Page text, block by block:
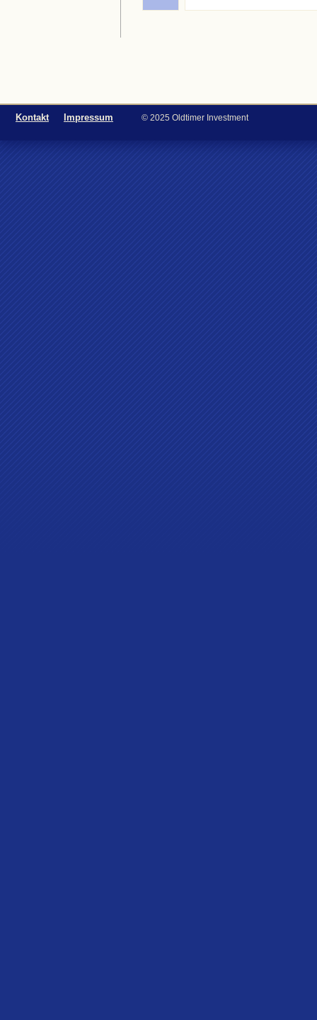
Kontakt Impressum © 2025 Oldtimer Investment